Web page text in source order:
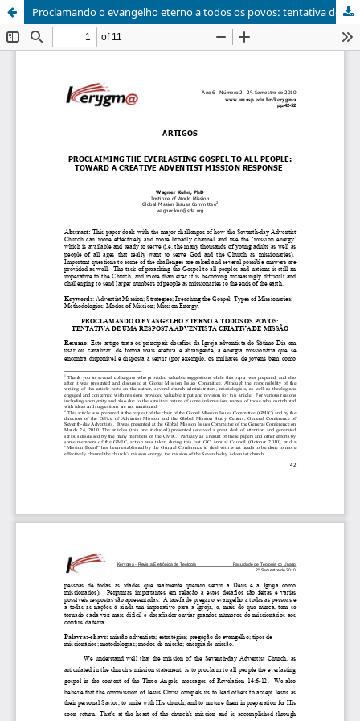
Proclamando o evangelho eterno a todos os povos: tentativa de uma resposta adventista criativa de missão